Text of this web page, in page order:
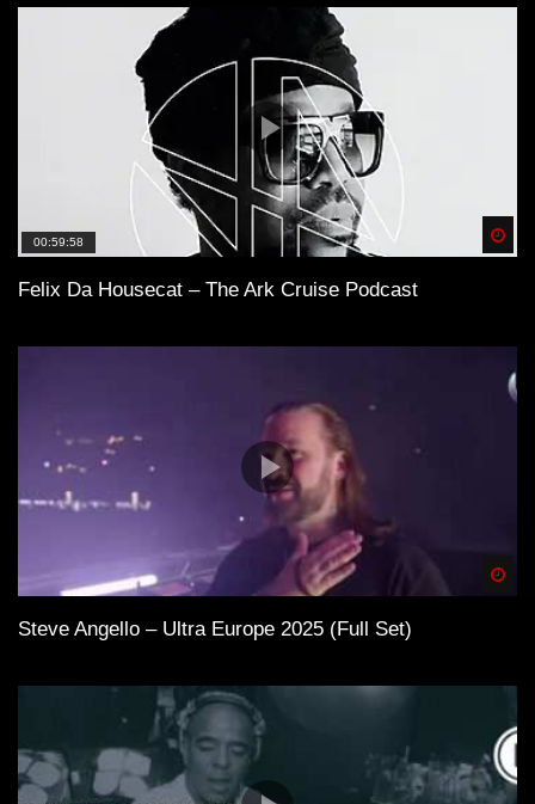
00:59:58
Felix Da Housecat – The Ark Cruise Podcast
Steve Angello – Ultra Europe 2025 (Full Set)